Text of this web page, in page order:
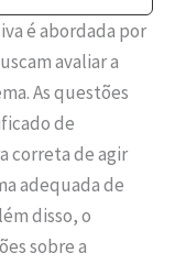
é abordada por
avaliar a
As questões
de
correta de agir
adequada de
disso, o
sobre a